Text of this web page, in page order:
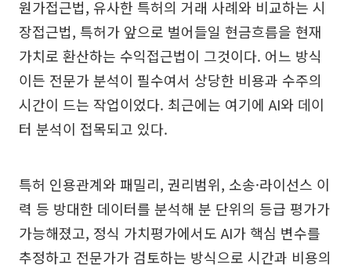
원가접근법, 유사한 특허의 거래 사례와 비교하는 시
장접근법, 특허가 앞으로 벌어들일 현금흐름을 현재
가치로 환산하는 수익접근법이 그것이다. 어느 방식
이든 전문가 분석이 필수여서 상당한 비용과 수주의
시간이 드는 작업이었다. 최근에는 여기에 AI와 데이
터 분석이 접목되고 있다.
특허 인용관계와 패밀리, 권리범위, 소송·라이선스 이
력 등 방대한 데이터를 분석해 분 단위의 등급 평가가
가능해졌고, 정식 가치평가에서도 AI가 핵심 변수를
추정하고 전문가가 검토하는 방식으로 시간과 비용의